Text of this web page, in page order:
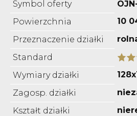
Symbol oferty
Powierzchnia
10
Przeznaczenie działki
Standard
Wymiary działki
Zagosp. działki
Kształt działki